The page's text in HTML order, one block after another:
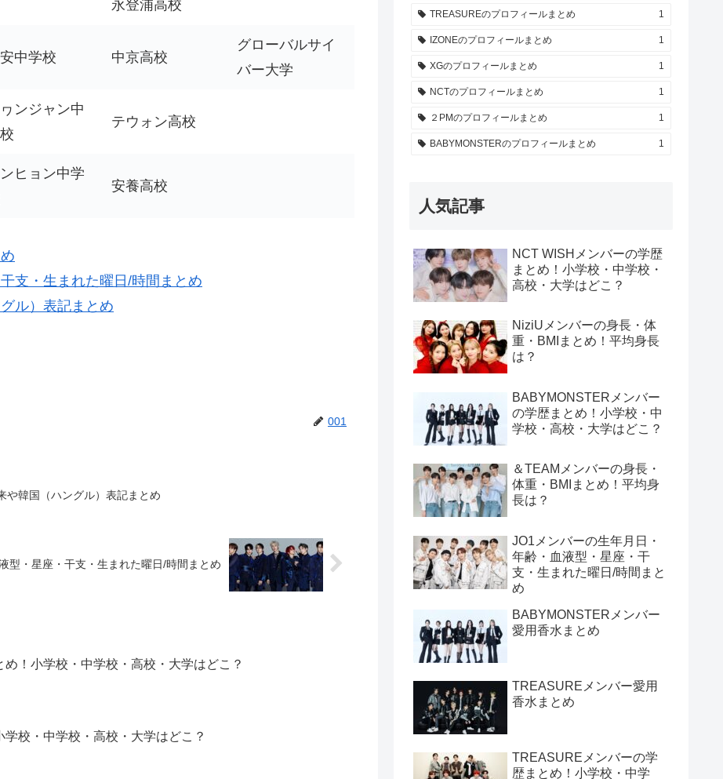
永登浦高校
中学校 中京高校
グローバルサイ
バー大学
ンジャン中
テウォン高校
ヒョン中学
安養高校
支・生まれた曜日/時間まとめ
ル）表記まとめ
001
や韓国（ハングル）表記まとめ
型・星座・干支・生まれた曜日/時間まとめ
！小学校・中学校・高校・大学はどこ？
校・中学校・高校・大学はどこ？
TREASUREのプロフィールまとめ 1
IZONEのプロフィールまとめ 1
XGのプロフィールまとめ 1
NCTのプロフィールまとめ 1
２PMのプロフィールまとめ 1
BABYMONSTERのプロフィールまとめ 1
人気記事
NCT WISHメンバーの学歴
まとめ！小学校・中学校・
高校・大学はどこ？
NiziUメンバーの身長・体
重・BMIまとめ！平均身長
は？
BABYMONSTERメンバー
の学歴まとめ！小学校・中
学校・高校・大学はどこ？
＆TEAMメンバーの身長・
体重・BMIまとめ！平均身
長は？
JO1メンバーの生年月日・
年齢・血液型・星座・干
支・生まれた曜日/時間まと
め
BABYMONSTERメンバー
愛用香水まとめ
TREASUREメンバー愛用
香水まとめ
TREASUREメンバーの学
歴まとめ！小学校・中学